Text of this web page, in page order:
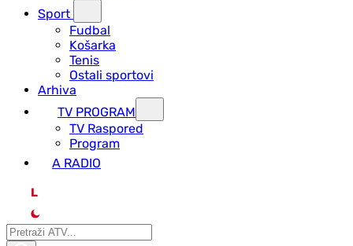
Sport
Fudbal
Košarka
Tenis
Ostali sportovi
Arhiva
TV PROGRAM
ТV Raspored
Program
A RADIO
L